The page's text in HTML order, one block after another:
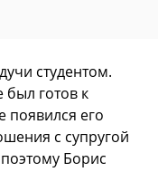
студентом.
был готов к
появился его
с супругой
Борис